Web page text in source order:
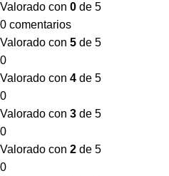
Valorado con 0 de 5
0 comentarios
Valorado con 5 de 5
0
Valorado con 4 de 5
0
Valorado con 3 de 5
0
Valorado con 2 de 5
0